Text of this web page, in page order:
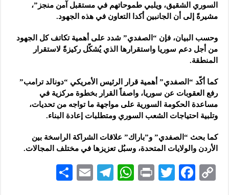
السوري الشقيق، ويلبي طموحاتهم في مستقبل آمن منجز”،
مشيرةً إلى أن الجانبين أكدا التعاون في هذه الجهود.
وحسب البيان، فإن “الصفدي” شدد على أهمية تكاتف كل الجهود
من أجل دعم سوريا واستقرارها الذي يُشكّل ركيزةً لاستقرار
المنطقة.
كما أكّد “الصفدي” أهمية قرار الرئيس الأمريكي “دونالد ترامب”
رفع العقوبات عن سوريا، واصفاً القرار بخطوة مركزية في
مساعدة الحكومة السورية على مواجهة ما تواجه من تحديات،
وتلبية احتياجات الشعب السوري ومتطلبات إعادة البناء.
كما بحث “الصفدي” و”باراك” علاقات الشراكة الراسخة بين
الأردن والولايات المتحدة، وسبُل تعزيزها في مختلف المجالات.
C
F
T
P
W
Te
E